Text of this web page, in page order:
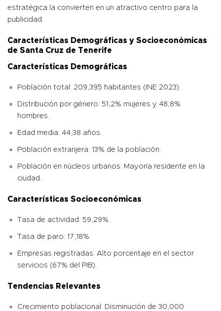
estratégica la convierten en un atractivo centro para la
publicidad.
Características Demográficas y Socioeconómicas
de Santa Cruz de Tenerife
Características Demográficas
Población total: 209,395 habitantes (INE 2023).
Distribución por género: 51,2% mujeres y 48,8%
hombres.
Edad media: 44,38 años.
Población extranjera: 13% de la población.
Población en núcleos urbanos: Mayoría residente en la
ciudad.
Características Socioeconómicas
Tasa de actividad: 59,29%.
Tasa de paro: 17,18%.
Empresas registradas: Alto porcentaje en el sector
servicios (67% del PIB).
Tendencias Relevantes
Crecimiento poblacional: Disminución de 30,000